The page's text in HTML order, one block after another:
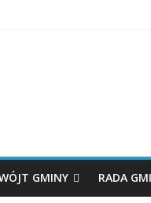
GMINY RADA